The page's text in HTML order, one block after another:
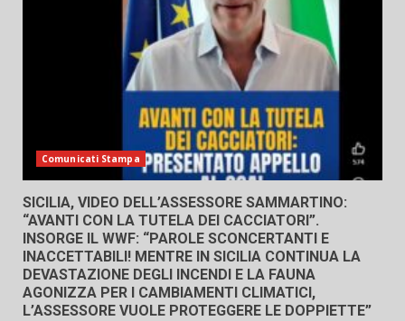
Comunicati Stampa
SICILIA, VIDEO DELL’ASSESSORE SAMMARTINO:
“AVANTI CON LA TUTELA DEI CACCIATORI”.
INSORGE IL WWF: “PAROLE SCONCERTANTI E
INACCETTABILI! MENTRE IN SICILIA CONTINUA LA
DEVASTAZIONE DEGLI INCENDI E LA FAUNA
AGONIZZA PER I CAMBIAMENTI CLIMATICI,
L’ASSESSORE VUOLE PROTEGGERE LE DOPPIETTE”